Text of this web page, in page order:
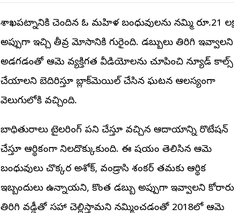
విశాఖపట్నానికి చెందిన ఓ మహిళ బంధువులను నమ్మి రూ.21
అప్పుగా ఇచ్చి తీవ్ర మోసానికి గురైంది. డబ్బులు తిరిగి ఇవ్వాలని
అడగడంతో ఆమె వ్యక్తిగత వీడియోలను చూపించి న్యూడ్ కాల్స్
చేయాలని బెదిరిస్తూ బ్లాక్‌మెయిల్ చేసిన ఘటన ఆలస్యంగా
వెలుగులోకి వచ్చింది.
బాధితురాలు టైలరింగ్ పని చేస్తూ వచ్చిన ఆదాయాన్ని రొటేషన్
చేస్తూ ఆర్థికంగా నిలదొక్కుకుంది. ఈ విషయం తెలిసిన ఆమె
బంధువులు చొక్కర అశోక్, వండ్రాసి శంకర్ తమకు ఆర్థిక
ఇబ్బందులు ఉన్నాయని, కొంత డబ్బు అప్పుగా ఇవ్వాలని
తిరిగి వడ్డీతో సహా చెల్లిస్తామని నమ్మించడంతో 2018లో ఆమె